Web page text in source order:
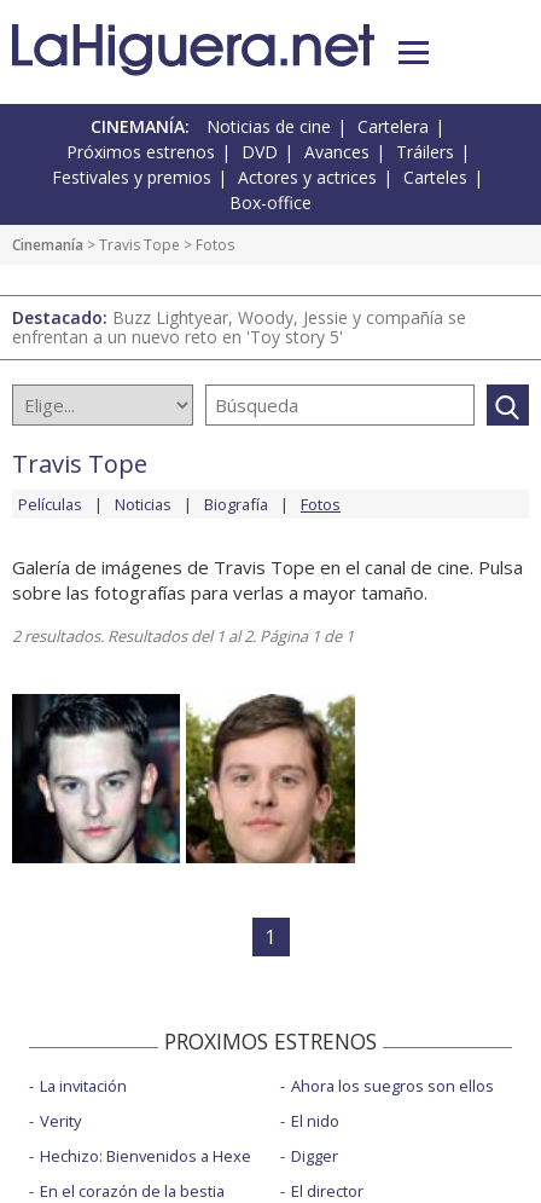
CINEMANÍA: Noticias de cine
Cartelera
Próximos estrenos
DVD Avances
Tráilers
Festivales y premios
Actores y actrices
Carteles
Box-office
Cinemanía >Travis Tope > Fotos
Destacado: Buzz Lightyear, Woody, Jessie y compañía se
enfrentan a un nuevo reto en 'Toy story 5'
Travis Tope
Películas Noticias Biografía Fotos
Galería de imágenes de Travis Tope en el canal de cine. Pulsa
sobre las fotografías para verlas a mayor tamaño.
2 resultados. Resultados del 1 al 2. Página 1 de 1
1
PROXIMOS ESTRENOS
La invitación
Verity
Hechizo: Bienvenidos a Hexe
En el corazón de la bestia
Ahora los suegros son ellos
El nido
Digger
El director